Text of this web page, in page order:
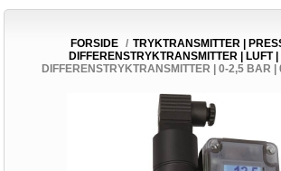
FORSIDE / TRYKTRANSMITTER |
DIFFERENSTRYKTRANSMITTER | LUFT
DIFFERENSTRYKTRANSMITTER | 0-2,5 BAR |